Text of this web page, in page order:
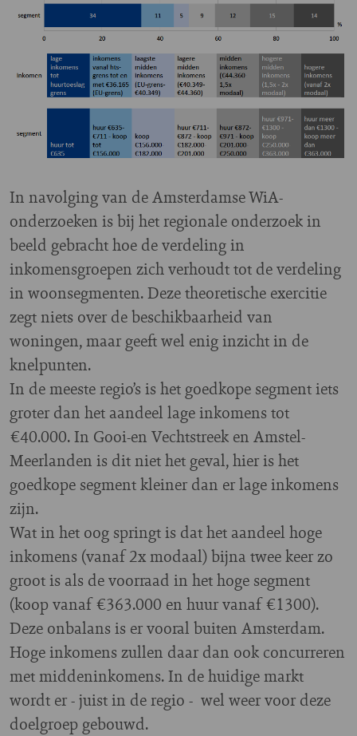
In navolging van de Amsterdamse WiA-
onderzoeken is bij het regionale onderzoek in
beeld gebracht hoe de verdeling in
inkomensgroepen zich verhoudt tot de verdeling
in woonsegmenten. Deze theoretische exercitie
zegt niets over de beschikbaarheid van
woningen, maar geeft wel enig inzicht in de
knelpunten.
In de meeste regio’s is het goedkope segment iets
groter dan het aandeel lage inkomens tot
€40.000. In Gooi-en Vechtstreek en Amstel-
Meerlanden is dit niet het geval, hier is het
goedkope segment kleiner dan er lage inkomens
zijn.
Wat in het oog springt is dat het aandeel hoge
inkomens (vanaf 2x modaal) bijna twee keer zo
groot is als de voorraad in het hoge segment
(koop vanaf €363.000 en huur vanaf €1300).
Deze onbalans is er vooral buiten Amsterdam.
Hoge inkomens zullen daar dan ook concurreren
met middeninkomens. In de huidige markt
wordt er - juist in de regio - wel weer voor deze
doelgroep gebouwd.